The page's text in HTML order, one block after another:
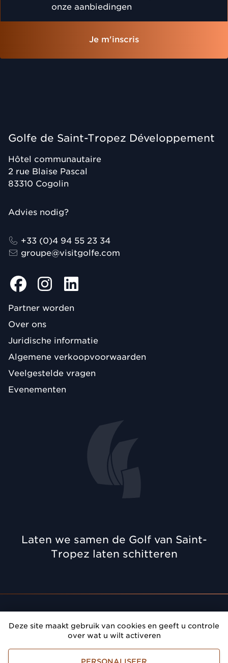
Deze site maakt gebruik van cookies en geeft u controle
over wat u wilt activeren
onze aanbiedingen
Je m'inscris
Golfe de Saint-Tropez Développement
Hôtel communautaire
2 rue Blaise Pascal
83310 Cogolin
Advies nodig?
+33 (0)4 94 55 23 34
groupe@visitgolfe.com
Partner worden
Over ons
Juridische informatie
Algemene verkoopvoorwaarden
Veelgestelde vragen
Evenementen
Laten we samen de Golf van Saint-
Tropez laten schitteren
Golf van Saint-Tropez